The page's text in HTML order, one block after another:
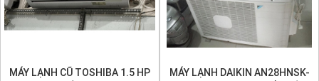
MÁY LẠNH CŨ TOSHIBA 1.5 HP
MÁY LẠNH DAIKIN AN28HNSK-